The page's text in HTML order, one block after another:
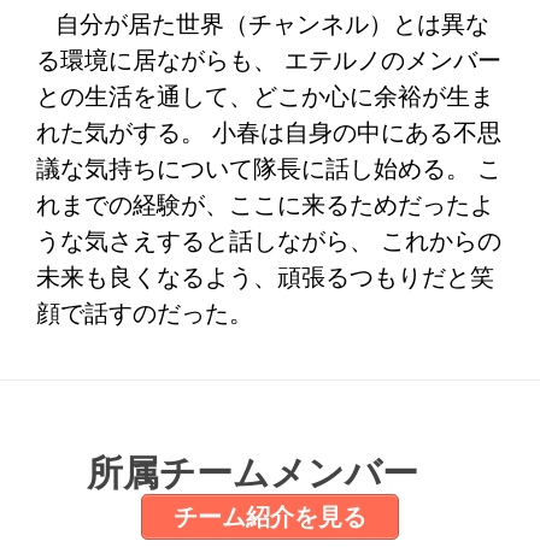
自分が居た世界（チャンネル）とは異な
る環境に居ながらも、 エテルノのメンバー
との生活を通して、どこか心に余裕が生ま
れた気がする。 小春は自身の中にある不思
議な気持ちについて隊長に話し始める。 こ
れまでの経験が、ここに来るためだったよ
うな気さえすると話しながら、 これからの
未来も良くなるよう、頑張るつもりだと笑
顔で話すのだった。
所属チームメンバー
チーム紹介を見る